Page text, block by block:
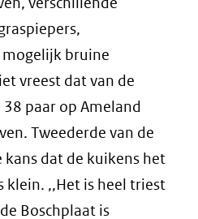
bruine
vreest dat van de
paar op Ameland
Tweederde van de
kans dat de kuikens het
klein. ,,Het is heel triest
Boschplaat is